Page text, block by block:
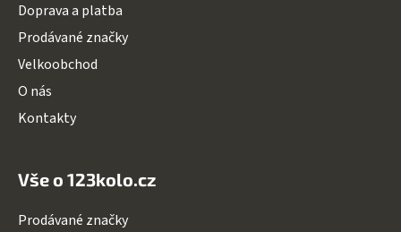
Doprava a platba
Prodávané značky
Velkoobchod
O nás
Kontakty
Vše o 123kolo.cz
Prodávané značky